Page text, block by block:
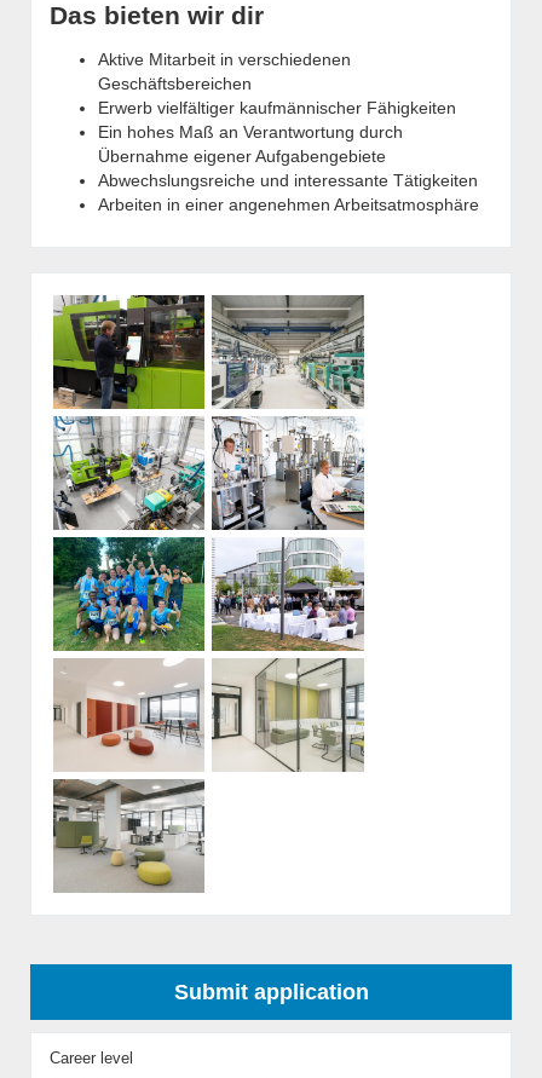
Das bieten wir dir
Aktive Mitarbeit in verschiedenen
Geschäftsbereichen
Erwerb vielfältiger kaufmännischer Fähigkeiten
Ein hohes Maß an Verantwortung durch
Übernahme eigener Aufgabengebiete
Abwechslungsreiche und interessante Tätigkeiten
Arbeiten in einer angenehmen Arbeitsatmosphäre
Submit application
Career level